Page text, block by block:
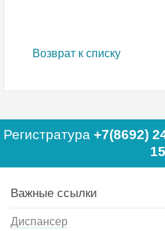
Возврат к списку
Регистратура +7(8692)
15
Важные ссылки
Диспансер